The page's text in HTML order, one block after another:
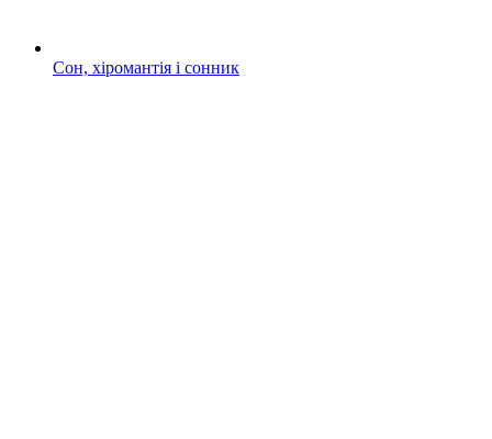
Сон, хіромантія і сонник